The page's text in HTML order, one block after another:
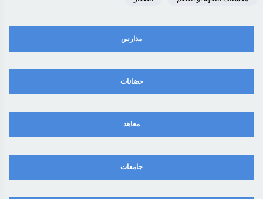
مدارس
حضانات
معاهد
جامعات